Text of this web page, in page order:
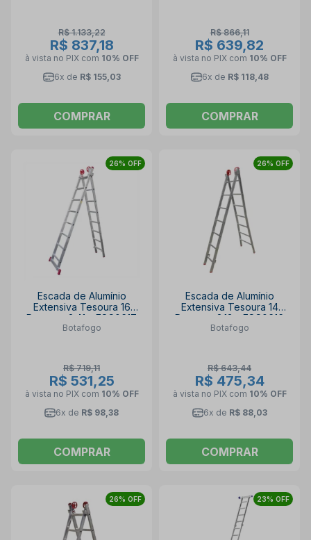
R$ 1.133,22
R$ 837,18
à vista no PIX com 10% OFF
6x de R$ 155,03
COMPRAR
R$ 866,11
R$ 639,82
à vista no PIX com 10% OFF
6x de R$ 118,48
COMPRAR
26% OFF
Escada de Alumínio
Extensiva Tesoura 16
Degraus 2.41m ESC0617
BOTAFOGO
Botafogo
R$ 719,11
R$ 531,25
à vista no PIX com 10% OFF
6x de R$ 98,38
COMPRAR
26% OFF
Escada de Alumínio
Extensiva Tesoura 14
Degraus 2.13m ESC0616
BOTAFOGO
Botafogo
R$ 643,44
R$ 475,34
à vista no PIX com 10% OFF
6x de R$ 88,03
COMPRAR
26% OFF 23% OFF